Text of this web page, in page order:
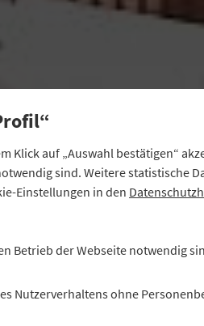
Klick auf „Auswahl bestätigen“
sind. Weitere statistische
Einstellungen in den
Betrieb der Webseite notwendig
Nutzerverhaltens ohne